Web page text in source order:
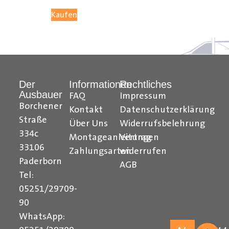
05251 29 70 9-90.
Hilfreiche Montageanleitungen und Tipps finden Sie
Ihr Team vonDer Ausbauer
Formularbeginn
Kaufen
Der
Ausbauer
Borchener
Straße
334c
33106
Paderborn
Tel:
05251/29709-
90
WhatsApp:
Informationen
FAQ
Kontakt
Über Uns
Montageanleitungen
Zahlungsarten
Rechtliches
Impressum
Datenschutzerklärung
Widerrufsbelehrung
Vertrag
widerrufen
AGB